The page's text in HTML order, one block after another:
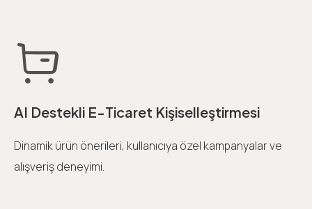
AI Destekli E-Ticaret Kişiselleştirmesi
Dinamik ürün önerileri, kullanıcıya özel kampanyalar ve
alışveriş deneyimi.